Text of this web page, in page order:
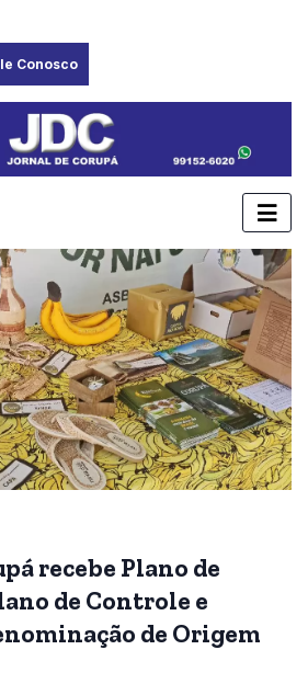
Conosco
recebe Plano de
de Controle e
de Origem